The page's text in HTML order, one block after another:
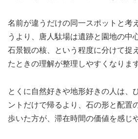
名前が違うだけの同一スポットと考
うより、唐人駄場は遺跡と園地の中
石景観の核、という程度に分けて捉
たときの理解が整理しやすくなります
とくに自然好きや地形好きの人は、
ントだけで帰るより、石の形と配置
歩いた方が、滞在時間の価値を感じ